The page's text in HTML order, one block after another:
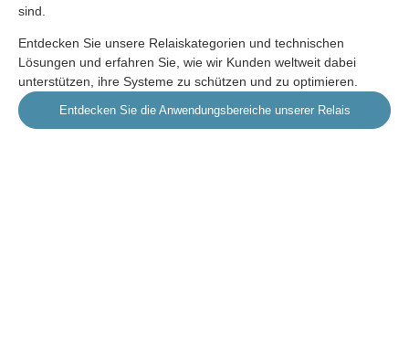
sind.
Entdecken Sie unsere Relaiskategorien und technischen
Lösungen und erfahren Sie, wie wir Kunden weltweit dabei
unterstützen, ihre Systeme zu schützen und zu optimieren.
Entdecken Sie die Anwendungsbereiche unserer Relais